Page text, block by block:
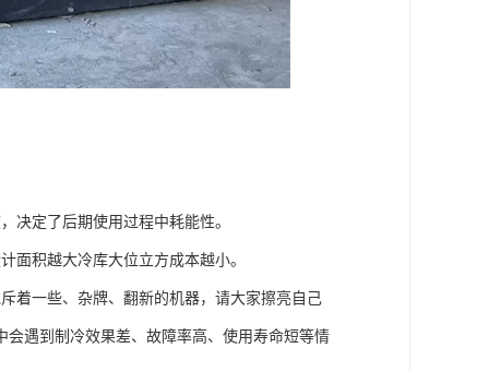
决定了后期使用过程中耗能性。
面积越大冷库大位立方成本越小。
着一些、杂牌、翻新的机器，请大家擦亮自己
遇到制冷效果差、故障率高、使用寿命短等情